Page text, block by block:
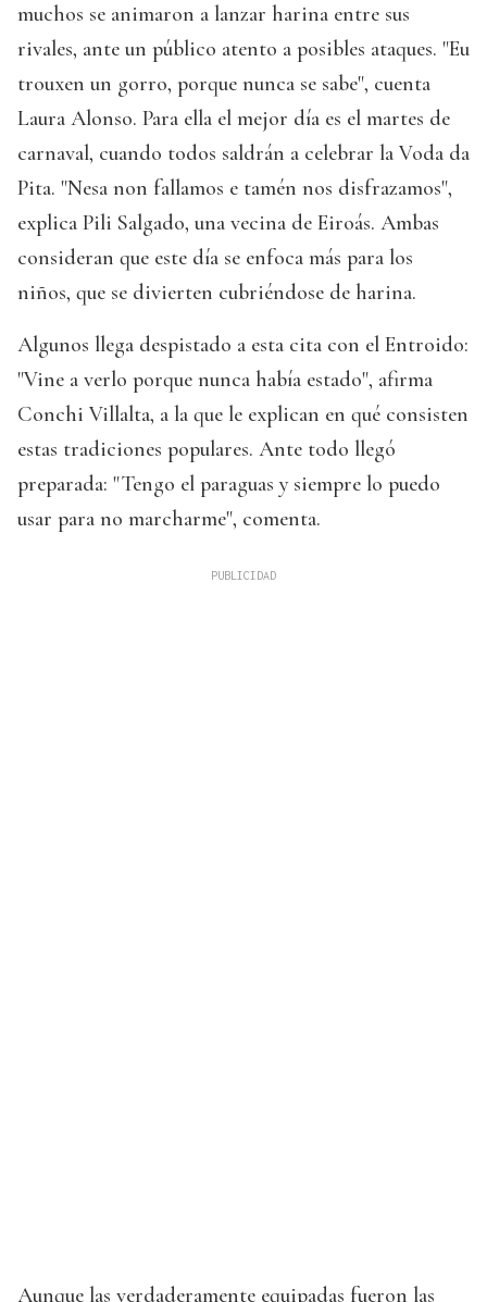
muchos se animaron a lanzar harina entre sus
rivales, ante un público atento a posibles ataques. "Eu
trouxen un gorro, porque nunca se sabe", cuenta
Laura Alonso. Para ella el mejor día es el martes de
carnaval, cuando todos saldrán a celebrar la Voda da
Pita. "Nesa non fallamos e tamén nos disfrazamos",
explica Pili Salgado, una vecina de Eiroás. Ambas
consideran que este día se enfoca más para los
niños, que se divierten cubriéndose de harina.
Algunos llega despistado a esta cita con el Entroido:
"Vine a verlo porque nunca había estado", afirma
Conchi Villalta, a la que le explican en qué consisten
estas tradiciones populares. Ante todo llegó
preparada: "Tengo el paraguas y siempre lo puedo
usar para no marcharme", comenta.
Aunque las verdaderamente equipadas fueron las